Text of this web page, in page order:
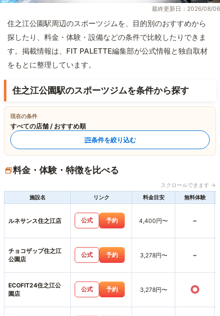
最終更新日：2026/08/06
住之江公園駅周辺のスポーツジムを、目的別のおすすめから
探したり、料金・体験・設備などの条件で比較したりできま
す。掲載情報は、FIT PALETTE編集部が公式情報と独自取材
をもとに整理しています。
住之江公園駅のスポーツジムを条件から探す
現在の条件
すべての店舗 / おすすめ順
条件を絞り込む
料金・体験・特徴を比べる
スクロールできます →
施設名
リンク 料金目安 無料体験
ルネサンス住之江店 公式 予約 4,400円〜 -
チョコザップ住之江
公園店
公式 予約 3,278円〜 -
ECOFIT24住之江公
園店
公式 予約 3,278円〜 ○